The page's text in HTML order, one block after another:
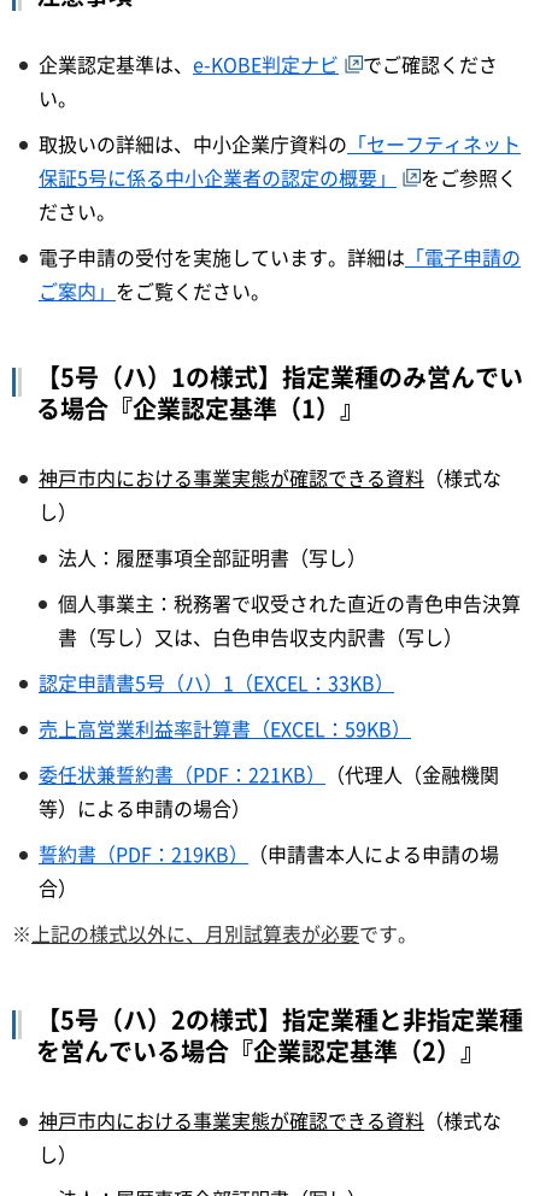
企業認定基準は、 e-KOBE判定ナビ
でご確認くださ
い。
取扱いの詳細は、中小企業庁資料の 「セーフティネット
保証5号に係る中小企業者の認定の概要」
をご参照く
ださい。
電子申請の受付を実施しています。詳細は 「電子申請の
ご案内」 をご覧ください。
【5号（ハ）1の様式】指定業種のみ営んでい
る場合『企業認定基準（1）』
神戸市内における事業実態が確認できる資料 （様式な
し）
法人：履歴事項全部証明書（写し）
個人事業主：税務署で収受された直近の青色申告決算
書（写し）又は、白色申告収支内訳書（写し）
認定申請書5号（ハ）1（EXCEL：33KB）
売上高営業利益率計算書（EXCEL：59KB）
委任状兼誓約書（PDF：221KB）
（代理人（金融機関
等）による申請の場合）
誓約書（PDF：219KB）
（申請書本人による申請の場
合）
※ 上記の様式以外に、月別試算表が必要です。
【5号（ハ）2の様式】指定業種と非指定業種
を営んでいる場合『企業認定基準（2）』
神戸市内における事業実態が確認できる資料 （様式な
し）